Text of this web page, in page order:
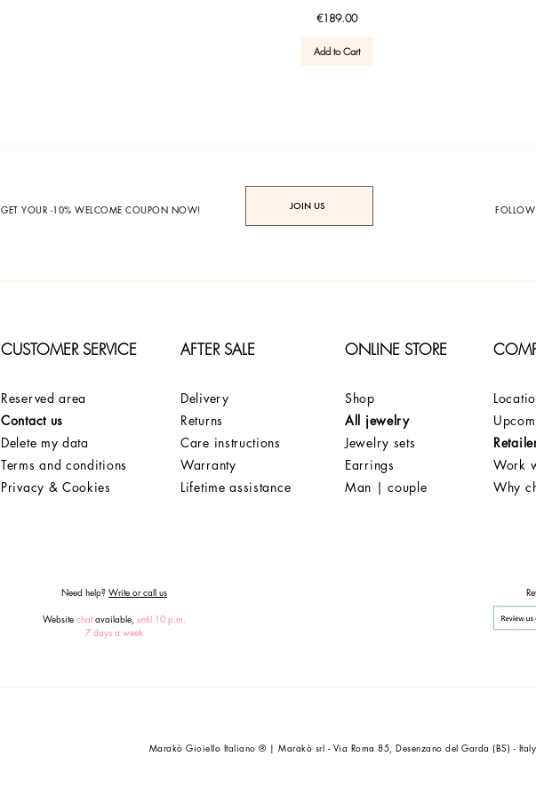
Price
€189.00
Add to Cart
GET YOUR -10% WELCOME COUPON NOW! JOIN US
CUSTOMER SERVICE AFTER SALE ONLINE STORE
Reserved area
Contact us
Delete my data
Terms and conditions
Privacy & Cookies
Delivery
Returns
Care instructions
Warranty
Lifetime assistance
Shop
All jewelry
Jewelry sets
Earrings
Man | couple
Work
Why
Need help? Write or call us
Website chatavailable, until 10 p.m.
7 days a week
Marakò Gioiello Italiano ® | Marakò srl - Via Roma 85, Desenzano del Garda (BS) - Italy